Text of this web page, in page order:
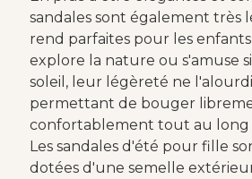
sandales sont également très
rend parfaites pour les
explore la nature ou s'amuse
soleil, leur légèreté ne
permettant de bouger
confortablement tout au long
Les sandales d'été pour fille
dotées d'une semelle